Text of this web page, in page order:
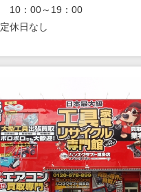
10：00～19：00
定休日なし